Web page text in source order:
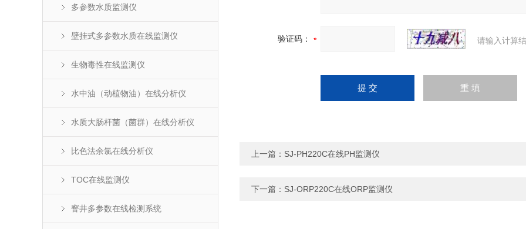
多参数水质监测仪
壁挂式多参数水质在线监测仪
生物毒性在线监测仪
水中油（动植物油）在线分析仪
水质大肠杆菌（菌群）在线分析仪
比色法余氯在线分析仪
TOC在线监测仪
窨井多参数在线检测系统
验证码： 请输入计算
上一篇： SJ-PH220C在线PH监测仪
下一篇： SJ-ORP220C在线ORP监测仪